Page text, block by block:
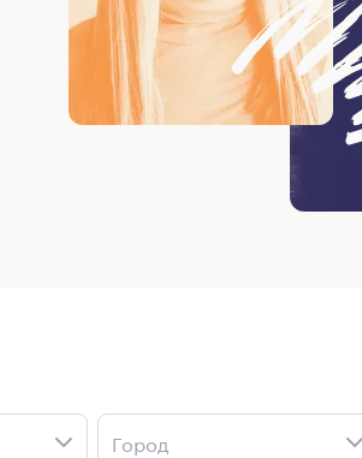
Город